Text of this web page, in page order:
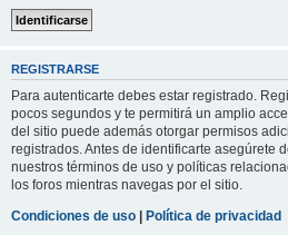
REGISTRARSE
Para autenticarte debes estar registrado.
pocos segundos y te permitirá un amplio
del sitio puede además otorgar permisos
registrados. Antes de identificarte asegúrete
nuestros términos de uso y políticas
los foros mientras navegas por el sitio.
Condiciones de uso | Política de privacidad